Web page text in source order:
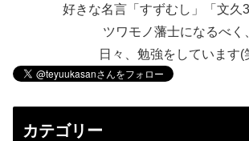
好きな名言「すずむし」「文久3
ツワモノ藩士になるべく
日々、勉強をしています(
カテゴリー